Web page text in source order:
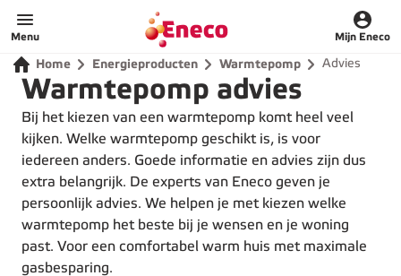
Menu
Home
Mijn Eneco
Home Energieproducten Warmtepomp Advies
Warmtepomp advies
Bij het kiezen van een warmtepomp komt heel veel
kijken. Welke warmtepomp geschikt is, is voor
iedereen anders. Goede informatie en advies zijn dus
extra belangrijk. De experts van Eneco geven je
persoonlijk advies. We helpen je met kiezen welke
warmtepomp het beste bij je wensen en je woning
past. Voor een comfortabel warm huis met maximale
gasbesparing.